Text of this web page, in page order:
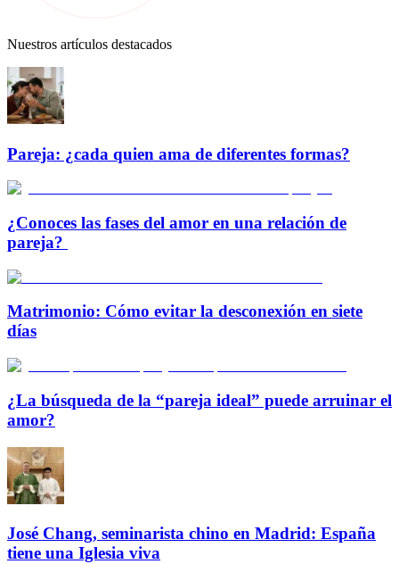
Nuestros artículos destacados
Pareja: ¿cada quien ama de diferentes formas?
¿Conoces las fases del amor en una relación de
pareja?
Matrimonio: Cómo evitar la desconexión en siete
días
¿La búsqueda de la “pareja ideal” puede arruinar el
amor?
José Chang, seminarista chino en Madrid: España
tiene una Iglesia viva